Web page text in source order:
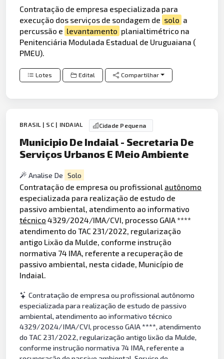
Contratação de empresa especializada para
execução dos serviços de sondagem de solo a
percussão e levantamento planialtimétrico na
Penitenciária Modulada Estadual de Uruguaiana (
PMEU).
Lotes Edital Compartilhar
BRASIL | SC | INDAIAL Cidade Pequena
Municipio De Indaial - Secretaria De
Serviços Urbanos E Meio Ambiente
Analise De Solo
Contratação de empresa ou profissional autônomo
especializada para realização de estudo de
passivo ambiental, atendimento ao informativo
técnico 4329/2024/IMA/CVI, processo GAIA ****
atendimento do TAC 231/2022, regularização
antigo Lixão da Mulde, conforme instrução
normativa 74 IMA, referente a recuperação de
passivo ambiental, nesta cidade, Município de
Indaial.
Contratação de empresa ou profissional autônomo
especializada para realização de estudo de passivo
ambiental, atendimento ao informativo técnico
4329/2024/IMA/CVI, processo GAIA ****, atendimento
do TAC 231/2022, regularização antigo lixão da Mulde,
conforme instrução normativa 74 IMA, referente a